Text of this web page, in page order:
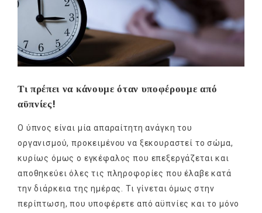
Τι πρέπει να κάνουμε όταν υποφέρουμε από
αϋπνίες!
Ο ύπνος είναι μία απαραίτητη ανάγκη του
οργανισμού, προκειμένου να ξεκουραστεί το σώμα,
κυρίως όμως ο εγκέφαλος που επεξεργάζεται και
αποθηκεύει όλες τις πληροφορίες που έλαβε κατά
την διάρκεια της ημέρας. Τι γίνεται όμως στην
περίπτωση, που υποφέρετε από αϋπνίες και το μόνο